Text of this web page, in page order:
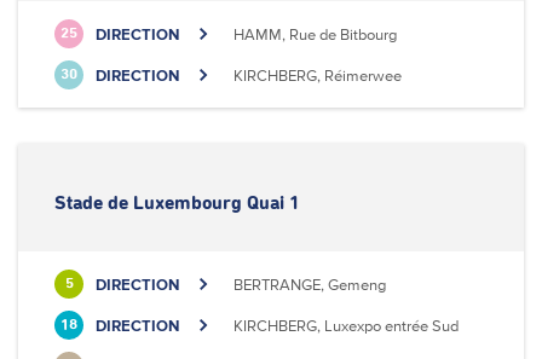
25 DIRECTION HAMM, Rue de Bitbourg
30 DIRECTION KIRCHBERG, Réimerwee
Stade de Luxembourg Quai 1
5 DIRECTION BERTRANGE, Gemeng
18 DIRECTION KIRCHBERG, Luxexpo entrée Sud